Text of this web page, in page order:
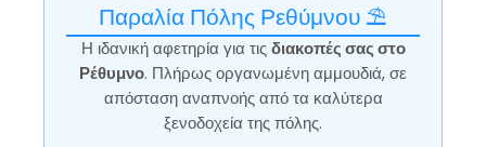
Παραλία Πόλης Ρεθύμνου ⛱️
Η ιδανική αφετηρία για τις διακοπές σας στο
Ρέθυμνο. Πλήρως οργανωμένη αμμουδιά, σε
απόσταση αναπνοής από τα καλύτερα
ξενοδοχεία της πόλης.